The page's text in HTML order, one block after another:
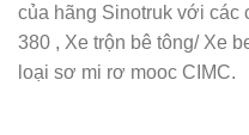
của hãng Sinotruk với các
380 , Xe trộn bê tông/ Xe
loại sơ mi rơ mooc CIMC.